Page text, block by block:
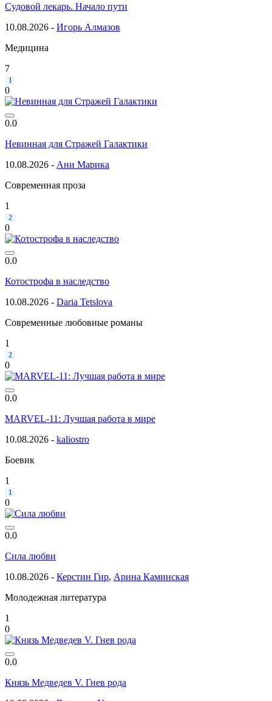
Судовой лекарь. Начало пути
10.08.2026 - Игорь Алмазов
Медицина
7
1
0
0.0
Невинная для Стражей Галактики
10.08.2026 - Ани Марика
Современная проза
1
2
0
0.0
Котострофа в наследство
10.08.2026 - Daria Tetslova
Современные любовные романы
1
2
0
0.0
MARVEL-11: Лучшая работа в мире
10.08.2026 - kaliostro
Боевик
1
1
0
0.0
Сила любви
10.08.2026 - Керстин Гир, Арина Каминская
Молодежная литература
1
0
0.0
Князь Медведев V. Гнев рода